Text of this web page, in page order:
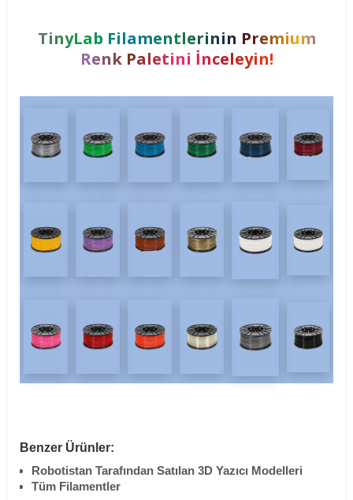
TinyLab Filamentlerinin Premium
Renk Paletini İnceleyin!
Benzer Ürünler:
Robotistan Tarafından Satılan 3D Yazıcı Modelleri
Tüm Filamentler